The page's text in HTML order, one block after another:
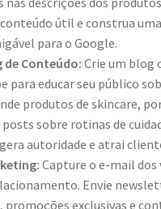
útil e construa
para o Google.
de Conteúdo: Crie um blog
para educar seu público
produtos de skincare,
sobre rotinas de
autoridade e atrai
Capture o e-mail
Envie
promoções exclusivas e